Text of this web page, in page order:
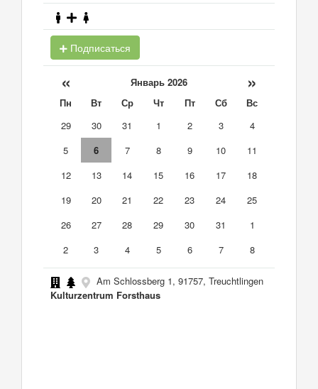
Подписаться
« Январь 2026 »
Пн Вт Ср Чт Пт Сб
Вс
29
30 31 1 2 3
4
5
6 7 8 9 10
11
12
13 14 15 16 17
18
19
20 21 22 23 24
25
26
27 28 29 30 31
1
2
3 4 5 6 7 8
Am Schlossberg 1, 91757, Treuchtlingen
Kulturzentrum Forsthaus